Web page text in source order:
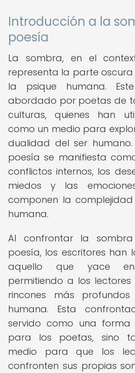
Introducción a la
poesía
La sombra, en el
representa la parte
la psique humana.
abordado por poetas de
culturas, quienes han
como un medio para
dualidad del ser
poesía se manifiesta
conflictos internos, los
miedos y las
componen la
humana.
Al confrontar la
poesía, los escritores
aquello que yace
permitiendo a los
rincones más
humana. Esta
servido como una forma
para los poetas, sino
medio para que los
confronten sus propias